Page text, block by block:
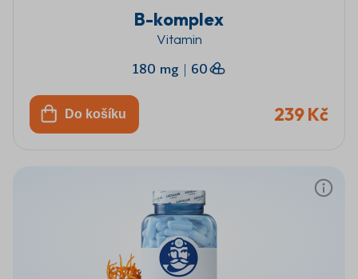
B-komplex
Vitamin
180 mg | 60
Do košíku 239 Kč